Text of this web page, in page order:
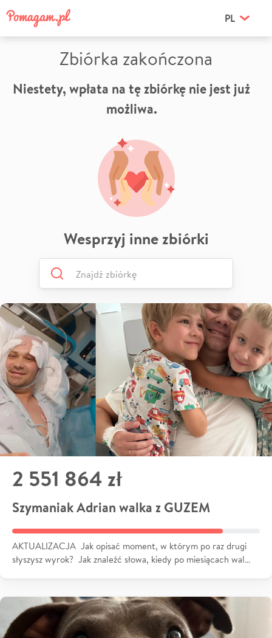
PL
Zbiórka zakończona
Niestety, wpłata na tę zbiórkę nie jest już
możliwa.
Wesprzyj inne zbiórki
2 551 864 zł
Szymaniak Adrian walka z GUZEM
AKTUALIZACJA Jak opisać moment, w którym po raz drugi
słyszysz wyrok? Jak znaleźć słowa, kiedy po miesiącach wal…